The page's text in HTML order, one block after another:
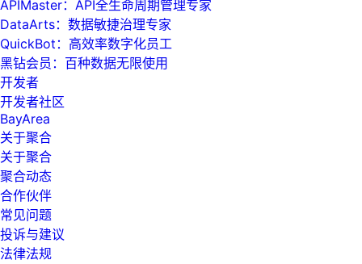
APIMaster：API全生命周期管理专家
DataArts：数据敏捷治理专家
QuickBot：高效率数字化员工
黑钻会员：百种数据无限使用
开发者
开发者社区
BayArea
关于聚合
关于聚合
聚合动态
合作伙伴
常见问题
投诉与建议
法律法规